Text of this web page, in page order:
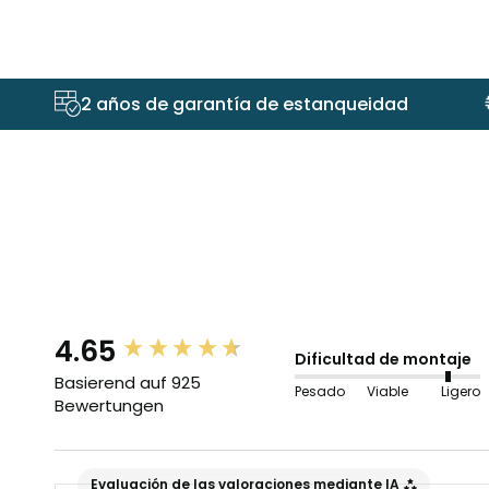
2 años de garantía de estanqueidad
4.65
Basierend auf 925
Bewertungen
Dificultad de montaje
Pesado Viable Ligero
Evaluación de las valoraciones mediante IA
New content loaded